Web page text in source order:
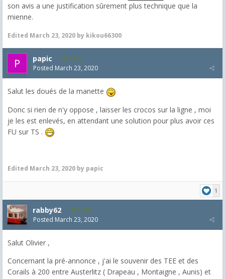
son avis a une justification sûrement plus technique que la
mienne.
Edited March 23, 2020 by kikou66300
papic 1,372
Posted March 23, 2020
Salut les doués de la manette
Donc si rien de n'y oppose , laisser les crocos sur la ligne , moi
je les est enlevés, en attendant une solution pour plus avoir ces
FU sur TS .
Edited March 23, 2020 by papic
1
rabby62 8,454
Posted March 23, 2020
Salut Olivier ,
Concernant la pré-annonce , j'ai le souvenir des TEE et des
Corails à 200 entre Austerlitz ( Drapeau , Montaigne , Aunis) et